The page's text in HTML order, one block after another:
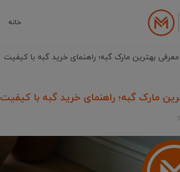
خانه
معرفی بهترین مارک گبه؛ راهنمای خرید گبه با کیفیت
مارک گبه؛ راهنمای خرید گبه با کیفیت